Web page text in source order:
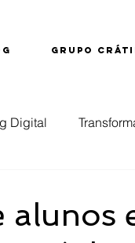
GRUPO
Digital
alunos